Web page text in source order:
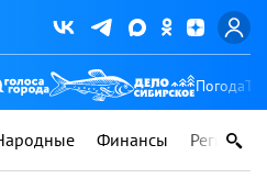
Погода
Финансы Регионы